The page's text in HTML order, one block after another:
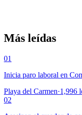
Más leídas
01
Inicia paro laboral en
Playa del Carmen·1,996
02